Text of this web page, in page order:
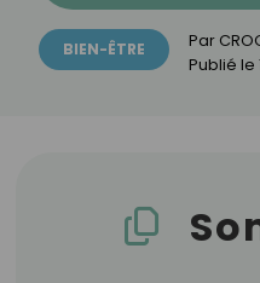
BIEN-ÊTRE Par
Publié le